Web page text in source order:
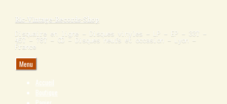
Ric-Vintage-Records-Shop
Disquaire en ligne – Disques vinyles – LP – EP – 33T –
45T – 78T – CD – Disques neufs et occasion – Lyon –
France
Menu
Accueil
Boutique